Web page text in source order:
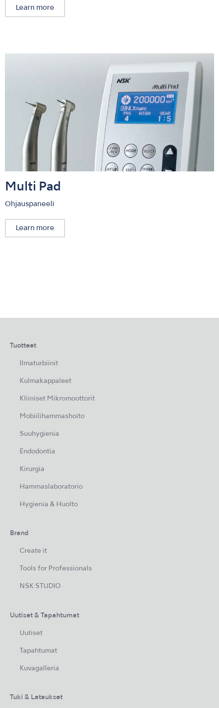
Learn more
Multi Pad
Ohjauspaneeli
Learn more
Tuotteet
Ilmaturbiinit
Kulmakappaleet
Kliiniset Mikromoottorit
Mobiilihammashoito
Suuhygienia
Endodontia
Kirurgia
Hammaslaboratorio
Hygienia & Huolto
Brand
Create it
Tools for Professionals
NSK STUDIO
Uutiset & Tapahtumat
Uutiset
Tapahtumat
Kuvagalleria
Tuki & Lataukset